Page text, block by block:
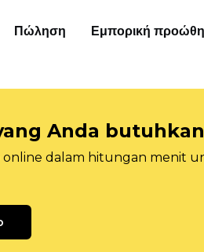
Πώληση Εμπορική
Anda
online dalam hitungan menit